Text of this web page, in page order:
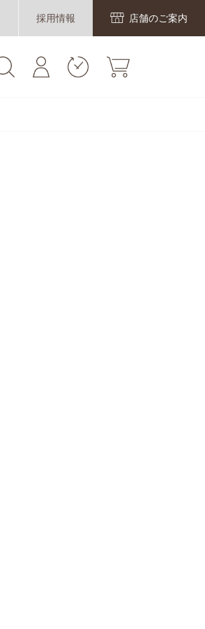
採用情報 店舗のご案内